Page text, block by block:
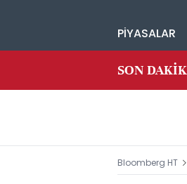
PİYASALAR
SON
Bloomberg HT